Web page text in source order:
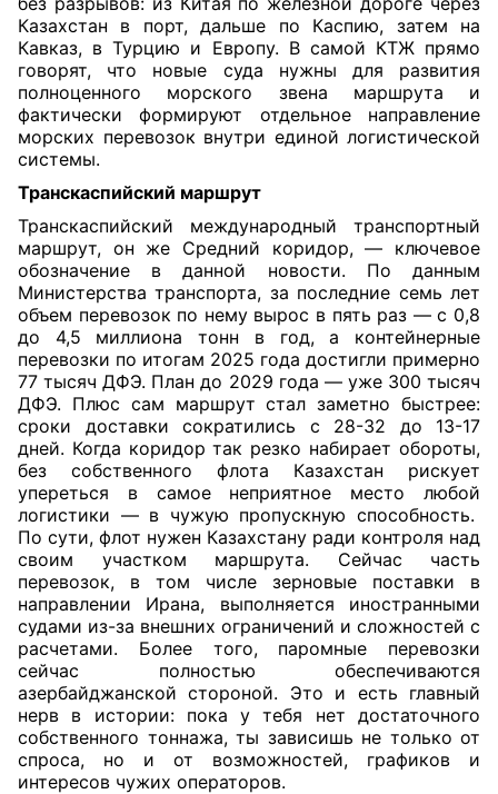
Казахстан в порт, дальше по Каспию, затем на
Кавказ, в Турцию и Европу. В самой КТЖ прямо
говорят, что новые суда нужны для развития
полноценного морского звена маршрута и
фактически формируют отдельное направление
морских перевозок внутри единой логистической
системы.
Транскаспийский маршрут
Транскаспийский международный транспортный
маршрут, он же Средний коридор, — ключевое
обозначение в данной новости. По данным
Министерства транспорта, за последние семь лет
объем перевозок по нему вырос в пять раз — с 0,8
до 4,5 миллиона тонн в год, а контейнерные
перевозки по итогам 2025 года достигли примерно
77 тысяч ДФЭ. План до 2029 года — уже 300 тысяч
ДФЭ. Плюс сам маршрут стал заметно быстрее:
сроки доставки сократились с 28-32 до 13-17
дней. Когда коридор так резко набирает обороты,
без собственного флота Казахстан рискует
упереться в самое неприятное место любой
логистики — в чужую пропускную способность.
По сути, флот нужен Казахстану ради контроля над
своим участком маршрута. Сейчас часть
перевозок, в том числе зерновые поставки в
направлении Ирана, выполняется иностранными
судами из-за внешних ограничений и сложностей с
расчетами. Более того, паромные перевозки
сейчас полностью обеспечиваются
азербайджанской стороной. Это и есть главный
нерв в истории: пока у тебя нет достаточного
собственного тоннажа, ты зависишь не только от
спроса, но и от возможностей, графиков и
интересов чужих операторов.